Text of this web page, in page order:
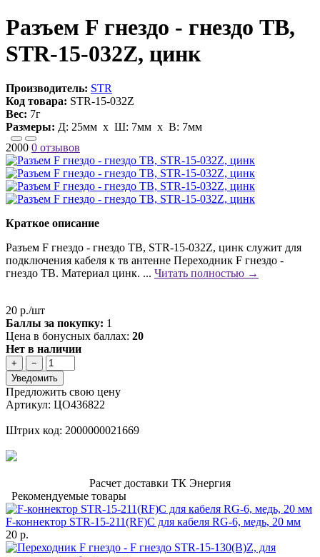
Разъем F гнездо - гнездо ТВ,
STR-15-032Z, цинк
Производитель: STR
Код товара: STR-15-032Z
Вес: 7г
Размеры: Д: 25мм х Ш: 7мм x В: 7мм
2000 0 отзывов
Краткое описание
Разъем F гнездо - гнездо ТВ, STR-15-032Z, цинк служит для
подключения кабеля к тв антенне Переходник F гнездо -
гнездо ТВ. Материал цинк. ... Читать полностью →
20 р./шт
Баллы за покупку: 1
Цена в бонусных баллах: 20
Нет в наличии
+
−
Уведомить
Предложить свою цену
Артикул: ЦО436822
Штрих код: 2000000021669
Расчет доставки ТК Энергия
Рекомендуемые товары
F-коннектор STR-15-211(RF)C для кабеля RG-6, медь, 20 мм
20 р.